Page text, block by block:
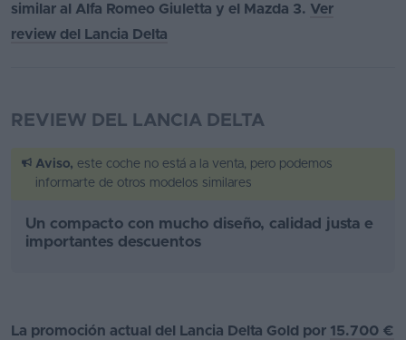
similar al Alfa Romeo Giuletta y el Mazda 3. Ver
review del Lancia Delta
REVIEW DEL LANCIA DELTA
Aviso, este coche no está a la venta, pero podemos
informarte de otros modelos similares
Un compacto con mucho diseño, calidad justa e
importantes descuentos
La promoción actual del Lancia Delta Gold por 15.700 €